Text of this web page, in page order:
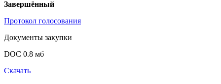
Завершённый
Протокол голосования
Документы закупки
DOC 0.8 мб
Скачать